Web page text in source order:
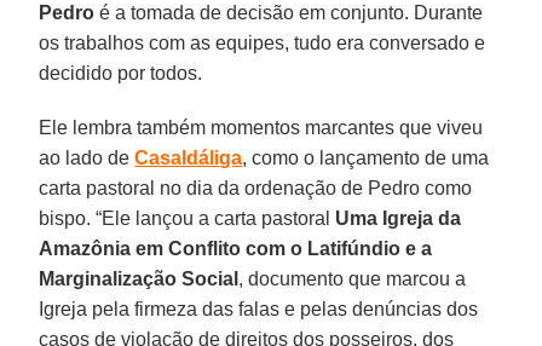
Pedro é a tomada de decisão em conjunto. Durante
os trabalhos com as equipes, tudo era conversado e
decidido por todos.
Ele lembra também momentos marcantes que viveu
ao lado deCasaldáliga, como o lançamento de uma
carta pastoral no dia da ordenação de Pedro como
bispo. “Ele lançou a carta pastoral Uma Igreja da
Amazônia em Conflito com o Latifúndio e a
Marginalização Social , documento que marcou a
Igreja pela firmeza das falas e pelas denúncias dos
casos de violação de direitos dos posseiros, dos